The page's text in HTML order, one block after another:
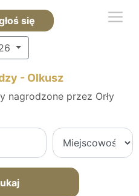
się
- Olkusz
nagrodzone przez Orły